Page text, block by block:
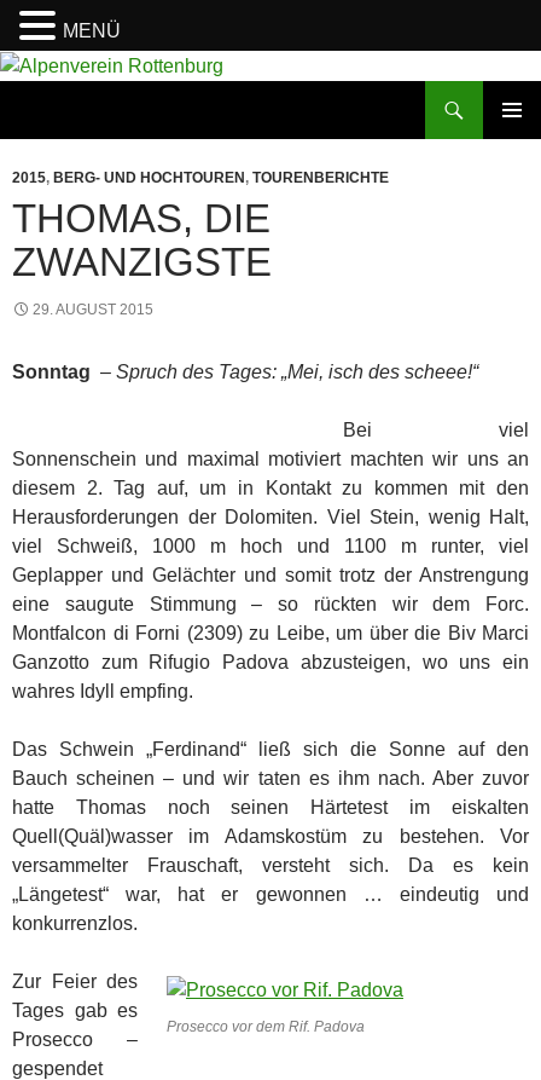
Zum
2015, BERG- UND HOCHTOUREN, TOURENBERICHTE
THOMAS, DIE
ZWANZIGSTE
29. AUGUST 2015
Sonntag – Spruch des Tages: „Mei, isch des scheee!“
Bei viel
Sonnenschein und maximal motiviert machten wir uns an
diesem 2. Tag auf, um in Kontakt zu kommen mit den
Herausforderungen der Dolomiten. Viel Stein, wenig Halt,
viel Schweiß, 1000 m hoch und 1100 m runter, viel
Geplapper und Gelächter und somit trotz der Anstrengung
eine saugute Stimmung – so rückten wir dem Forc.
Montfalcon di Forni (2309) zu Leibe, um über die Biv Marci
Ganzotto zum Rifugio Padova abzusteigen, wo uns ein
wahres Idyll empfing.
Das Schwein „Ferdinand“ ließ sich die Sonne auf den
Bauch scheinen – und wir taten es ihm nach. Aber zuvor
hatte Thomas noch seinen Härtetest im eiskalten
Quell(Quäl)wasser im Adamskostüm zu bestehen. Vor
versammelter Frauschaft, versteht sich. Da es kein
„Längetest“ war, hat er gewonnen … eindeutig und
konkurrenzlos.
Prosecco vor dem Rif. Padova
Zur Feier des
Tages gab es
Prosecco –
gespendet
MENÜ